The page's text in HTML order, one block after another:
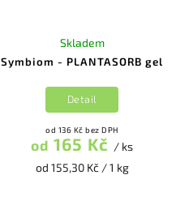
Symbiom - PLANTASORB gel
Skladem
od 136 Kč bez DPH
od 165 Kč / ks
od 155,30 Kč / 1 kg
Detail